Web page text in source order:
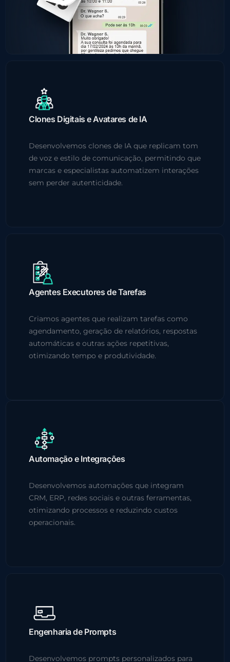
Clones Digitais e Avatares de IA
Desenvolvemos clones de IA que replicam tom
de voz e estilo de comunicação, permitindo que
marcas e especialistas automatizem interações
sem perder autenticidade.
Agentes Executores de Tarefas
Criamos agentes que realizam tarefas como
agendamento, geração de relatórios, respostas
automáticas e outras ações repetitivas,
otimizando tempo e produtividade.
Automação e Integrações
Desenvolvemos automações que integram
CRM, ERP, redes sociais e outras ferramentas,
otimizando processos e reduzindo custos
operacionais.
Engenharia de Prompts
Desenvolvemos prompts personalizados para